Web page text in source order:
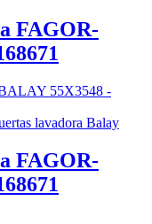
FAGOR-
lavadora Balay
FAGOR-